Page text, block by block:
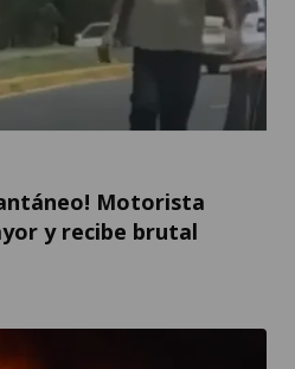
Motorista
y recibe brutal